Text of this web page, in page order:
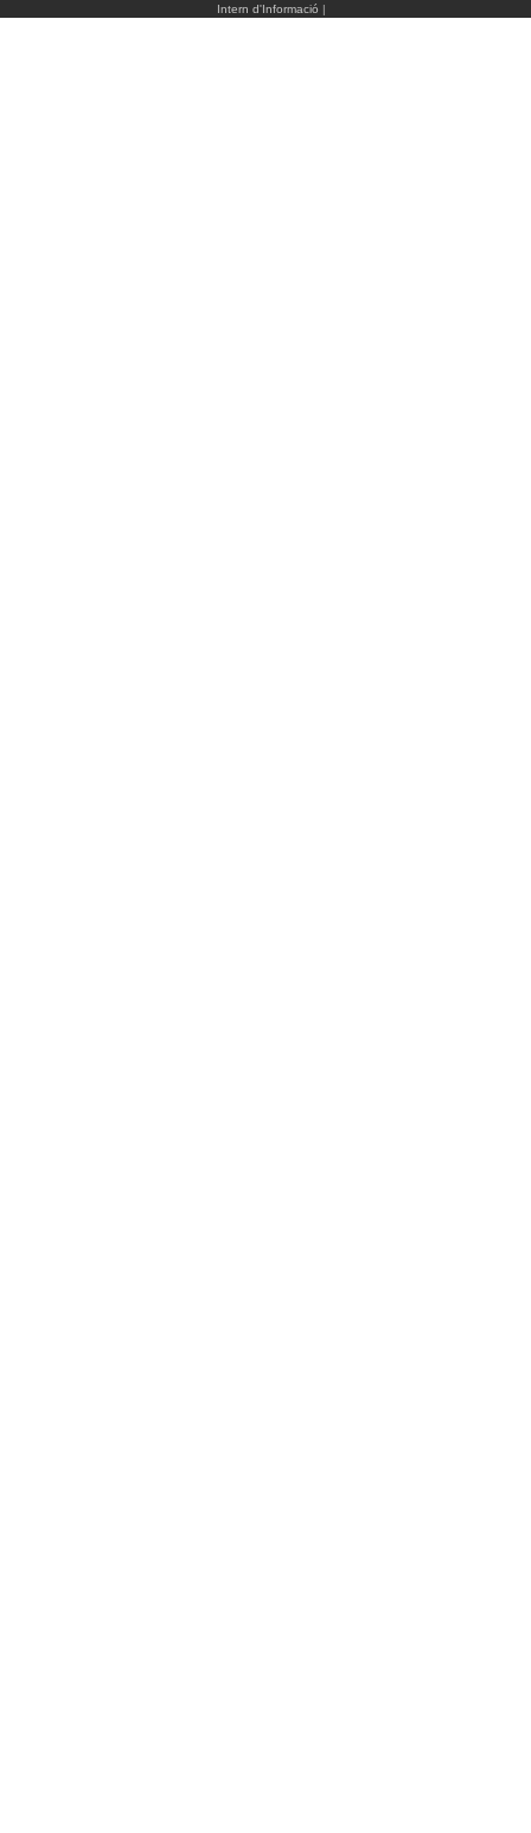
Intern d'Informació |